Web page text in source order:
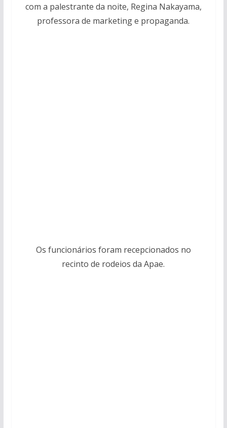
com a palestrante da noite, Regina Nakayama,
professora de marketing e propaganda.
Os funcionários foram recepcionados no
recinto de rodeios da Apae.